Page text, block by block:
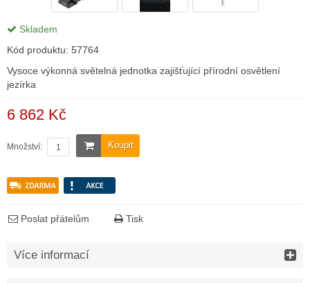
Skladem
Kód produktu: 57764
Vysoce výkonná světelná jednotka zajišťující přírodní osvětlení
jezírka
6 862 Kč
Koupit
Množství:
Poslat přátelům Tisk
Více informací